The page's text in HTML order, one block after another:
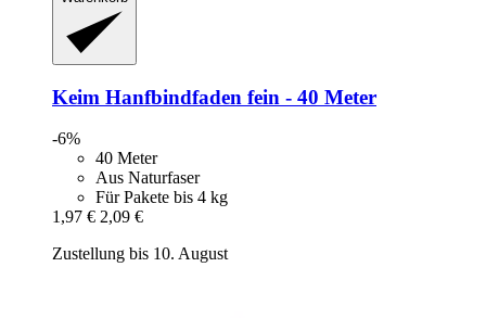
Keim Hanfbindfaden fein -​ 40 Meter
-6%
40 Meter
Aus Naturfaser
Für Pakete bis 4 kg
1,97 € 2,09 €
Zustellung bis 10. August